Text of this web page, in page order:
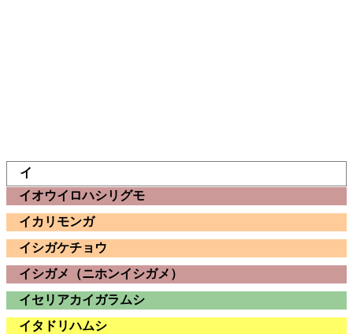
イ
イオウイロハシリグモ
イカリモンガ
イシガケチョウ
イシガメ（ニホンイシガメ）
イセリアカイガラムシ
イタドリハムシ